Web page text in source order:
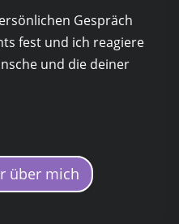
Gespräch
fest und ich reagiere
und die deiner
über mich